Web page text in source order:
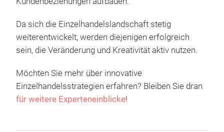
Kundenbeziehungen aufbauen.
Da sich die Einzelhandelslandschaft stetig
weiterentwickelt, werden diejenigen erfolgreich
sein, die Veränderung und Kreativität aktiv nutzen.
Möchten Sie mehr über innovative
Einzelhandelsstrategien erfahren? Bleiben Sie dran
für weitere Experteneinblicke!